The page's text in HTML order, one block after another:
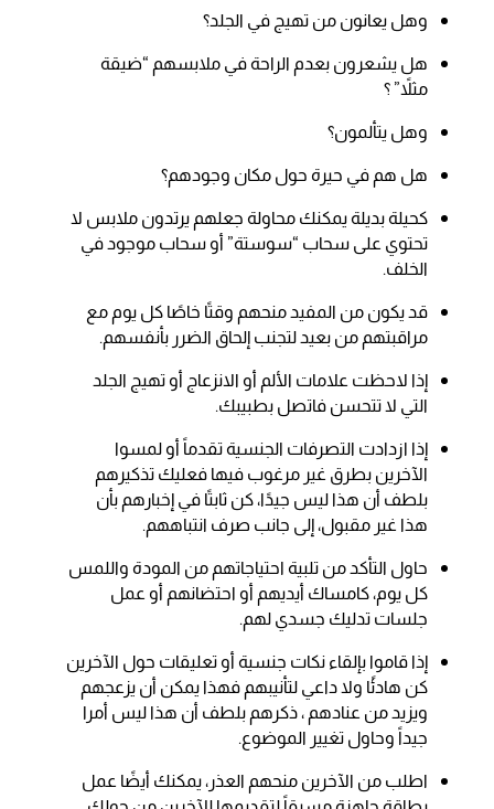
وهل يعانون من تهيج في الجلد؟
هل يشعرون بعدم الراحة في ملابسهم “ضيقة
مثلاً” ؟
وهل يتألمون؟
هل هم في حيرة حول مكان وجودهم؟
كحيلة بديلة يمكنك محاولة جعلهم يرتدون ملابس لا
تحتوي على سحاب “سوستة” أو سحاب موجود في
الخلف.
قد يكون من المفيد منحهم وقتًا خاصًا كل يوم مع
مراقبتهم من بعيد لتجنب إلحاق الضرر بأنفسهم.
إذا لاحظت علامات الألم أو الانزعاج أو تهيج الجلد
التي لا تتحسن فاتصل بطبيبك.
إذا ازدادت التصرفات الجنسية تقدماً أو لمسوا
الآخرين بطرق غير مرغوب فيها فعليك تذكيرهم
بلطف أن هذا ليس جيدًا، كن ثابتًا في إخبارهم بأن
هذا غير مقبول، إلى جانب صرف انتباههم.
حاول التأكد من تلبية احتياجاتهم من المودة واللمس
كل يوم، كامساك أيديهم أو احتضانهم أو عمل
جلسات تدليك جسدي لهم.
إذا قاموا بإلقاء نكات جنسية أو تعليقات حول الآخرين
كن هادئًا ولا داعي لتأنيبهم فهذا يمكن أن يزعجهم
ويزيد من عنادهم ، ذكرهم بلطف أن هذا ليس أمرا
جيداً وحاول تغيير الموضوع.
اطلب من الآخرين منحهم العذر، يمكنك أيضًا عمل